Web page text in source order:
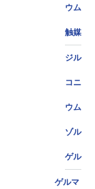
ウム
触媒
ジル
コニ
ウム
ゾル
ゲル
ゲルマ